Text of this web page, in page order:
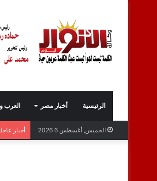
الرئيسية أخبار مصر العرب
الخميس, أغسطس 6 2026 أخبار